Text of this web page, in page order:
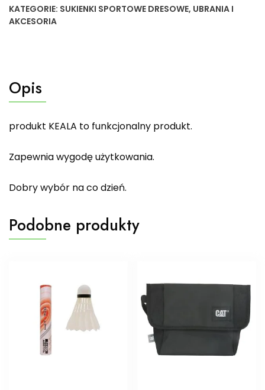
KATEGORIE: SUKIENKI SPORTOWE DRESOWE, UBRANIA I
AKCESORIA
Opis
produkt KEALA to funkcjonalny produkt.
Zapewnia wygodę użytkowania.
Dobry wybór na co dzień.
Podobne produkty